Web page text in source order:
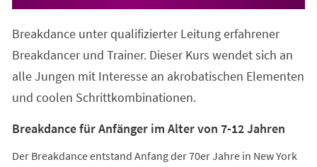
Breakdance unter qualifizierter Leitung erfahrener
Breakdancer und Trainer. Dieser Kurs wendet sich an
alle Jungen mit Interesse an akrobatischen Elementen
und coolen Schrittkombinationen.
Breakdance für Anfänger im Alter von 7-12 Jahren
Der Breakdance entstand Anfang der 70er Jahre in New York